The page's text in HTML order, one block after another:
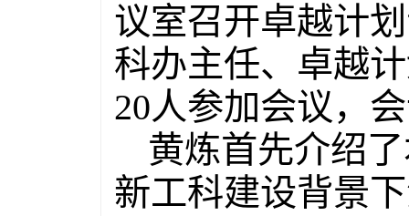
议室召开卓越计
科办主任、卓越
20人参加会议，
黄炼首先介绍
新工科建设背景